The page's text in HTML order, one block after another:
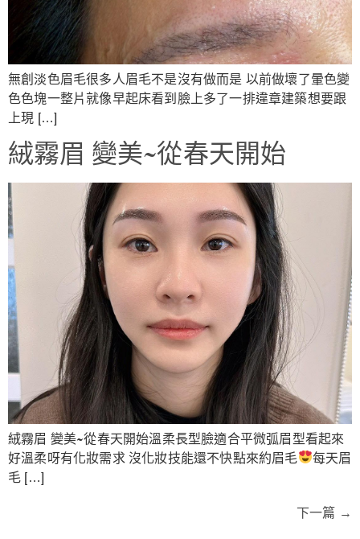
無創淡色眉毛很多人眉毛不是沒有做而是 以前做壞了暈色變
色色塊一整片就像早起床看到臉上多了一排違章建築想要跟
上現 […]
絨霧眉 變美~從春天開始
絨霧眉 變美~從春天開始溫柔長型臉適合平微弧眉型看起來
好溫柔呀有化妝需求 沒化妝技能還不快點來約眉毛
每天眉
毛 […]
下一篇 →